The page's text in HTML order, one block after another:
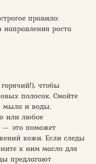
правило:
направления роста
чтобы
полосок. Смойте
мыла и воды.
или любое
— это поможет
кожи. Если следы
к ним масло для
предлагают